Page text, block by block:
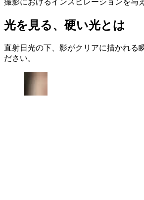
撮影におけるインスピレーションを与
光を見る、硬い光とは
直射日光の下、影がクリアに描かれる
ださい。